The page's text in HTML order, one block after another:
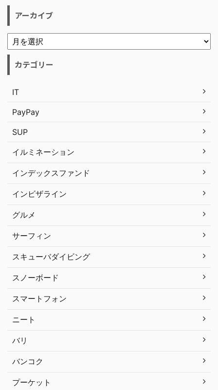
アーカイブ
カテゴリー
IT
PayPay
SUP
イルミネーション
インデックスファンド
インビザライン
グルメ
サーフィン
スキューバダイビング
スノーボード
スマートフォン
ニート
バリ
バンコク
プーケット